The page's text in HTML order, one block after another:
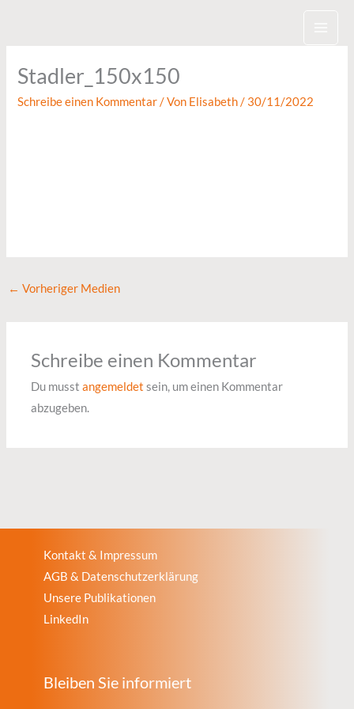
Stadler_150x150
Schreibe einen Kommentar / Von Elisabeth/ 30/11/2022
← Vorheriger Medien
Schreibe einen Kommentar
Du musstangemeldet sein, um einen Kommentar
abzugeben.
Kontakt & Impressum
AGB & Datenschutzerklärung
Unsere Publikationen
LinkedIn
Bleiben Sie informiert